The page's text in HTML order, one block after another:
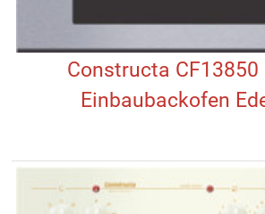
Constructa CF13850
Einbaubackofen